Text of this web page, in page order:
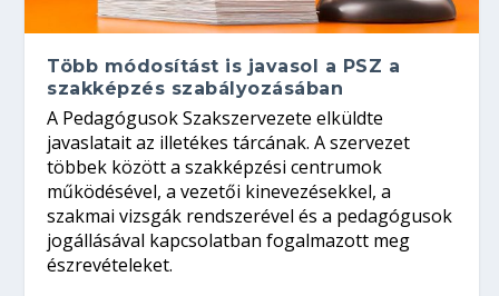
Több módosítást is javasol a PSZ a
szakképzés szabályozásában
A Pedagógusok Szakszervezete elküldte
javaslatait az illetékes tárcának. A szervezet
többek között a szakképzési centrumok
működésével, a vezetői kinevezésekkel, a
szakmai vizsgák rendszerével és a pedagógusok
jogállásával kapcsolatban fogalmazott meg
észrevételeket.